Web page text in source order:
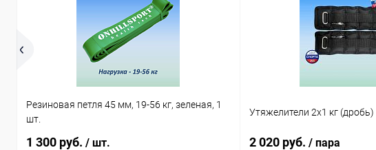
Резиновая петля 45 мм, 19-56 кг, зеленая, 1
шт.
1 300 руб. / шт.
Утяжелители 2х1 кг (дробь)
2 020 руб. / пара